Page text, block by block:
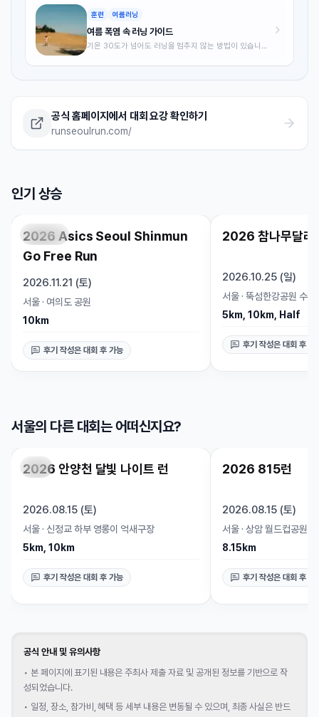
훈련 여름러닝
여름 폭염 속 러닝 가이드
기온 30도가 넘어도 러닝을 멈추지 않는 방법이 있습니다.
열 순응 훈련까지 폭염 속 안전하게 달리는 전략을 총정리
했습니다.
공식 홈페이지에서 대회 요강 확인하기
runseoulrun.com/
인기 상승
접수 예정 인기 상승
2026 Asics Seoul Shinmun
Go Free Run
2026.11.21 (토)
서울· 여의도 공원
10km
후기 작성은 대회 후 가능
신청 가능
2026 참나무달리
2026.10.25 (일)
서울· 뚝섬한강공원 수변
5km, 10km, Half
후기 작성은 대회 후 가
서울의 다른 대회는 어떠신지요?
마감
2026 안양천 달빛 나이트 런
2026.08.15 (토)
서울· 신정교 하부 영롱이 억새구장
5km, 10km
후기 작성은 대회 후 가능
마감
2026 815런
2026.08.15 (토)
서울· 상암 월드컵공원
8.15km
후기 작성은 대회 후 가
공식 안내 및 유의사항
• 본 페이지에 표기된 내용은 주최사 제출 자료 및 공개된 정보를 기반으로 작
성되었습니다.
• 일정, 장소, 참가비, 혜택 등 세부 내용은 변동될 수 있으며, 최종 사실은 반드